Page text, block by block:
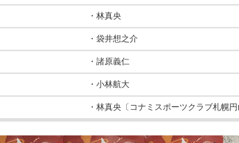
・林真央
・袋井想之介
・諸原義仁
・小林航大
・林真央 〔コナミスポーツクラブ札幌